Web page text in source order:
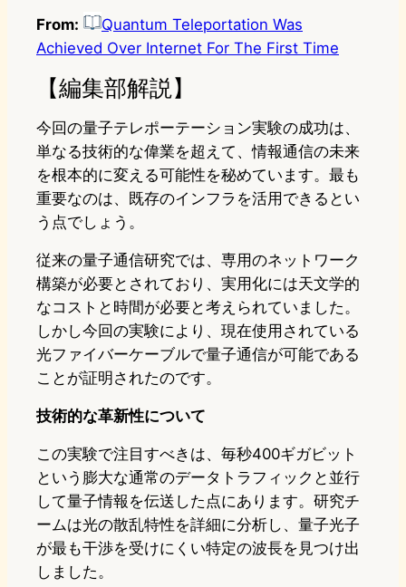
From:
Quantum Teleportation Was
Achieved Over Internet For The First Time
【編集部解説】
今回の量子テレポーテーション実験の成功は、
単なる技術的な偉業を超えて、情報通信の未来
を根本的に変える可能性を秘めています。最も
重要なのは、既存のインフラを活用できるとい
う点でしょう。
従来の量子通信研究では、専用のネットワーク
構築が必要とされており、実用化には天文学的
なコストと時間が必要と考えられていました。
しかし今回の実験により、現在使用されている
光ファイバーケーブルで量子通信が可能である
ことが証明されたのです。
技術的な革新性について
この実験で注目すべきは、毎秒400ギガビット
という膨大な通常のデータトラフィックと並行
して量子情報を伝送した点にあります。研究チ
ームは光の散乱特性を詳細に分析し、量子光子
が最も干渉を受けにくい特定の波長を見つけ出
しました。